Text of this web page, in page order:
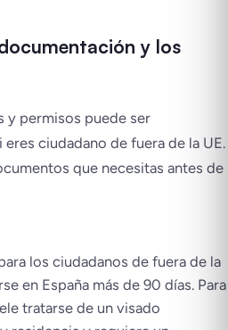
y los
y permisos puede ser
ciudadano de fuera de la UE.
que necesitas antes de
los ciudadanos de fuera de la
en España más de 90 días. Para
tratarse de un visado